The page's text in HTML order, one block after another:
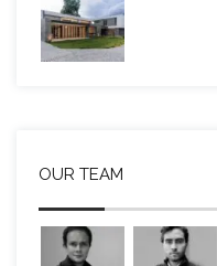
OUR TEAM